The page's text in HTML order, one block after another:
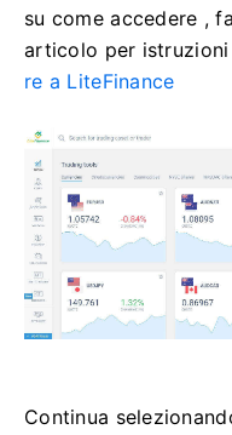
su come accedere ,
articolo per
re a LiteFinance
Continua